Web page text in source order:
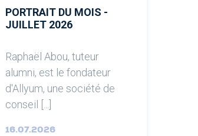
PORTRAIT DU MOIS -
JUILLET 2026
Raphaël Abou, tuteur
alumni, est le fondateur
d'Allyum, une société de
conseil [...]
16.07.2026